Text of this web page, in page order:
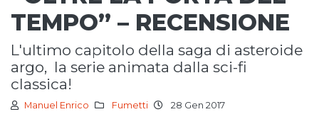
TEMPO” – RECENSIONE
l'ultimo capitolo della saga di asteroide
argo, la serie animata dalla sci-fi
classica!
Manuel Enrico Fumetti 28 Gen 2017